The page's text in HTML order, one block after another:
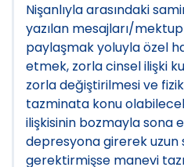
Nişanlıyla arasındaki
yazılan mesajları/
paylaşmak yoluyla özel
etmek, zorla cinsel ilişki
zorla değiştirilmesi ve
tazminata konu
ilişkisinin bozmayla sona
depresyona girerek uzun
gerektirmişse manevi